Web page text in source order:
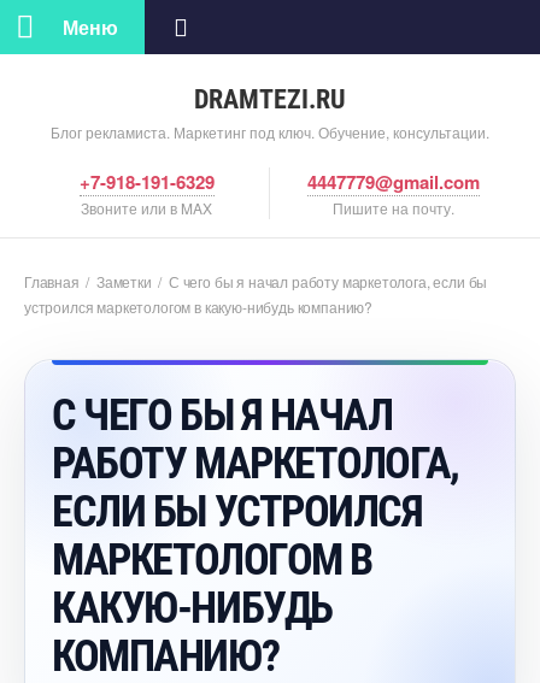
DRAMTEZI.RU
Блог рекламиста. Маркетинг под ключ. Обучение, консультации.
Меню
+7-918-191-6329
Звоните или в MAX
4447779@gmail.com
Пишите на почту.
Главная / Заметки / С чего бы я начал работу маркетолога, если бы
устроился маркетологом в какую-нибудь компанию?
С ЧЕГО БЫ Я НАЧАЛ
РАБОТУ МАРКЕТОЛОГА,
ЕСЛИ БЫ УСТРОИЛСЯ
МАРКЕТОЛОГОМ
КАКУЮ-НИБУДЬ
КОМПАНИЮ?